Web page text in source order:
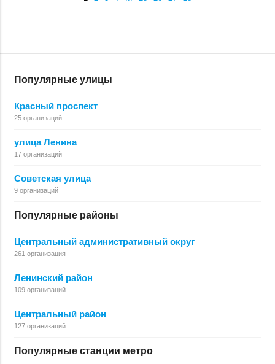
Популярные улицы
Красный проспект
25 организаций
улица Ленина
17 организаций
Советская улица
9 организаций
Популярные районы
Центральный административный округ
261 организация
Ленинский район
109 организаций
Центральный район
127 организаций
Популярные станции метро